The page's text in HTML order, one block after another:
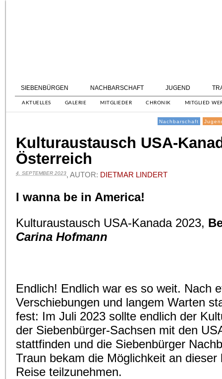
SIEBENBÜRGEN NACHBARSCHAFT JUGEND
AKTUELLES GALERIE MITGLIEDER CHRONIK MITGLIED
Nachbarschaft
Kulturaustausch USA-
Österreich
4. SEPTEMBER 2023, AUTOR: DIETMAR LINDERT
I wanna be in America!
Kulturaustausch USA-Kanada 2023,
Carina Hofmann
Endlich! Endlich war es so weit. Nach
Verschiebungen und langem Warten
fest: Im Juli 2023 sollte endlich der
der Siebenbürger-Sachsen mit den
stattfinden und die Siebenbürger
Traun bekam die Möglichkeit an dieser
Reise teilzunehmen.